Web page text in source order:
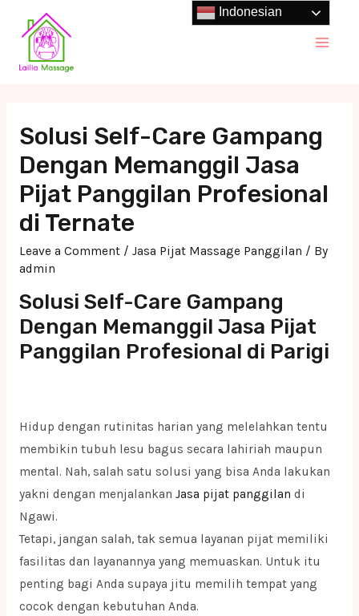
content
Solusi Self-Care Gampang
Dengan Memanggil Jasa
Pijat Panggilan Profesional
di Ternate
Leave a Comment / Jasa Pijat Massage Panggilan / By
admin
Solusi Self-Care Gampang
Dengan Memanggil Jasa Pijat
Panggilan Profesional di Parigi
Hidup dengan rutinitas harian yang melelahkan tentu
membikin tubuh lesu bagus secara lahiriah maupun
mental. Nah, salah satu solusi yang bisa Anda lakukan
yakni dengan menjalankan Jasa pijat panggilan di
Ngawi.
Tetapi, jangan salah, tak semua layanan pijat memiliki
fasilitas dan layanannya yang memuaskan. Untuk itu
penting bagi Anda supaya jitu memilih tempat yang
cocok dengan kebutuhan Anda.
Indonesian